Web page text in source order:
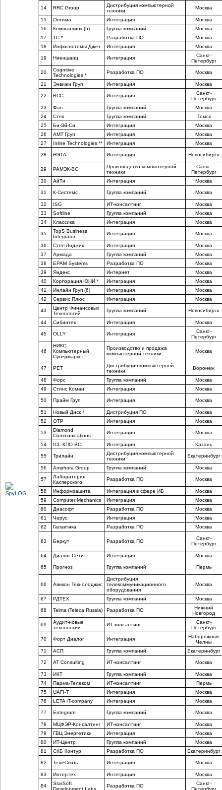
14 RRC Group
Дистрибуция компьютерной
техники
Москва
15 Оптима Интеграция
Москва
16
Компьюлинк (5) Группа компаний
Москва
17
1С * Разработка ПО
Москва
18
Инфосистемы Джет Интеграция Москва
19 Ниеншанц Интеграция
Санкт-
Петербург
20
Cognitive
Technologies *
Разработка ПО Москва
21 Энвижн Груп Интеграция Москва
22 BCC Интеграция
Санкт-
Петербург
23
Фан Группа компаний
Москва
24
Стек Группа компаний
Томск
25
Би-Эй-Си Интеграция
Москва
26
АМТ Груп Интеграция
Москва
27
Inline Technologies ** Интеграция Москва
28 НЭТА Интеграция Новосибирск
29 РАМЭК-ВС
Производство компьютерной
техники
Санкт-
Петербург
30
АйТи Интеграция Москва
31 К-Системс Группа компаний Москва
32 ISG ИТ-консалтинг
Москва
33
Softline Группа компаний
Москва
34
Классика Интеграция Москва
35
TopS Business
Integrator
Интеграция Москва
36 Степ Лоджик Интеграция
Москва
37
Армада Группа компаний
Москва
38
EPAM Systems Разработка ПО
Москва
39
Яндекс Интернет
Москва
40
Корпорация ЮНИ * Интеграция
Москва
41
Инлайн Груп (6) Интеграция
Москва
42
Сервис Плюс Интеграция Москва
43
Центр Финансовых
Технологий
Группа компаний Новосибирск
44 Сибинтек Интеграция Москва
45 OLLY Интеграция
Санкт-
Петербург
46
НИКС
Компьютерный
Супермаркет
Производство и продажа
компьютерной техники
Москва
47 РЕТ
Дистрибуция компьютерной
техники
Воронеж
48 Форс Группа компаний
Москва
49
Стинс Коман Интеграция Москва
50 Прайм Груп Интеграция Москва
51 Новый Диск * Дистрибуция ПО
Москва
52
ОТР Интеграция Москва
53
Diamond
Communications
Интеграция Москва
54 ICL-КПО ВС Интеграция Казань
55 Трилайн
Дистрибуция компьютерной
техники
Екатеринбург
56 Amphora Group Группа компаний Москва
57
Лаборатория
Касперского
Разработка ПО Москва
58 Информзащита Интеграция в сфере ИБ
Москва
59
Computer Mechanics Интеграция
Москва
60
Диасофт Разработка ПО
Москва
61
Черус Интеграция
Москва
62
Галактика Разработка ПО Москва
63 Беркут Разработка ПО
Санкт-
Петербург
64 Диалог-Сети Интеграция Москва
65 Прогноз Группа компаний Пермь
66 Авикон Текнолоджис
Дистрибуция
телекоммуникационного
оборудования
Москва
67 РДТЕХ Группа компаний Москва
68 Telma (Teleca Russia) Разработка ПО
Нижний
Новгород
69
Аудит-новые
технологии
ИТ-консалтинг
Санкт-
Петербург
70 Форт Диалог Интеграция
Набережные
Челны
71
АСП Группа компаний Екатеринбург
72 AT Consulting ИТ-консалтинг Москва
73 ИКТ Группа компаний
Москва
74
Парма-Телеком ИТ-консалтинг
Пермь
75
UAFI-T Интеграция
Москва
76
LETA IT-company Интеграция Москва
77 Entegrum Группа компаний Москва
78 МЦФЭР-Консалтинг ИТ-консалтинг
Москва
79
ГВЦ Энергетики Интеграция
Москва
80
ИТ-Центр Группа компаний
Москва
81
СКБ Контур Разработка ПО Екатеринбург
82 ТелеСвязь Интеграция Москва
83 Интертех Интеграция Москва
84
StarSoft
Development Labs
Разработка ПО
Санкт-
Петербург